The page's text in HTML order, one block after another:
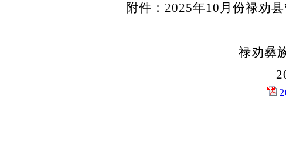
附件 ： 2025年10 月份禄劝
禄劝彝